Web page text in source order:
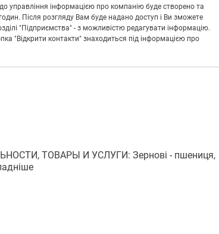
управління інформацією про компанію буде створено та
Після розгляду Вам буде надано доступ і Ви зможете
"Підприємства" - з можливістю редагувати інформацію.
"Відкрити контакти" знаходиться під інформацією про
ТОВАРЫ И УСЛУГИ: Зернові - пшениця,